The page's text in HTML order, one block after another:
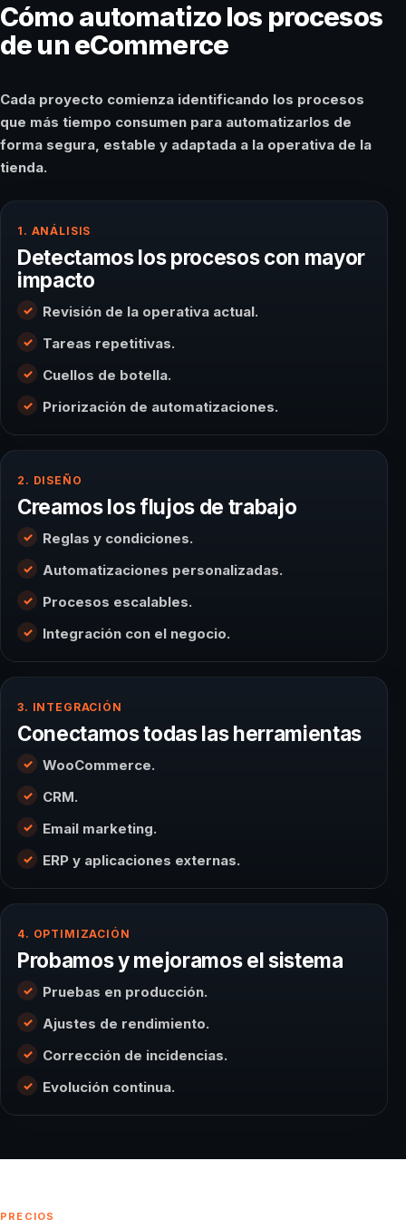
Cómo automatizo los procesos
de un eCommerce
Cada proyecto comienza identificando los procesos
que más tiempo consumen para automatizarlos de
forma segura, estable y adaptada a la operativa de la
tienda.
1. ANÁLISIS
Detectamos los procesos con mayor
impacto
Revisión de la operativa actual.
Tareas repetitivas.
Cuellos de botella.
Priorización de automatizaciones.
2. DISEÑO
Creamos los flujos de trabajo
Reglas y condiciones.
Automatizaciones personalizadas.
Procesos escalables.
Integración con el negocio.
3. INTEGRACIÓN
Conectamos todas las herramientas
WooCommerce.
CRM.
Email marketing.
ERP y aplicaciones externas.
4. OPTIMIZACIÓN
Probamos y mejoramos el sistema
Pruebas en producción.
Ajustes de rendimiento.
Corrección de incidencias.
Evolución continua.
PRECIOS